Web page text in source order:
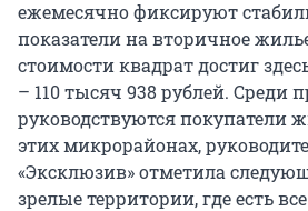
ежемесячно фиксируют
показатели на вторичное
стоимости квадрат достиг
– 110 тысяч 938 рублей. Среди
руководствуются покупатели
этих микрорайонах,
«Эксклюзив» отметила
зрелые территории, где есть